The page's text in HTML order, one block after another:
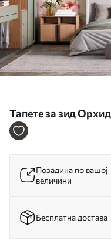
Тапете за зид
Позадина по вашој
величини
Бесплатна достава